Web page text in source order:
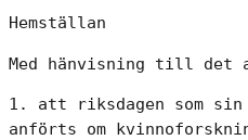
Hemställan
Med hänvisning till det
1. att riksdagen som
anförts om